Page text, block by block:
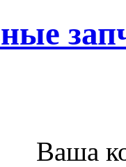
Ваша